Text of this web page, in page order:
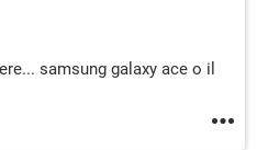
samsung galaxy ace o il